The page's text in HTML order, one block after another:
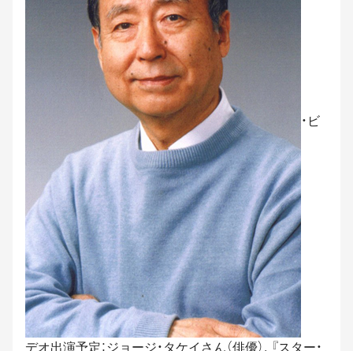
・ビ
デオ出演予定：ジョージ・タケイさん（俳優）. 『スター・